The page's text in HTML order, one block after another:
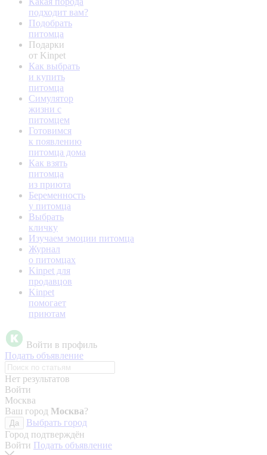
подходит вам?
Подобрать
питомца
Подарки
от Kinpet
Как выбрать
и купить
питомца
Симулятор
жизни с
питомцем
Готовимся
к появлению
питомца дома
Как взять
питомца
из приюта
Беременность
у питомца
Выбрать
кличку
Изучаем эмоции питомца
Журнал
о питомцах
Kinpet для
продавцов
Kinpet
помогает
приютам
Войти в профиль
Подать объявление
Нет результатов
Войти
Москва
Ваш город Москва?
Да
Выбрать город
Город подтверждён
Войти Подать объявление